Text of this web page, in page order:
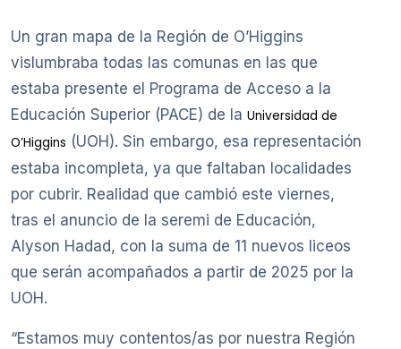
Un gran mapa de la Región de O’Higgins
vislumbraba todas las comunas en las que
estaba presente el Programa de Acceso a la
Educación Superior (PACE) de la Universidad de
O’Higgins (UOH). Sin embargo, esa representación
estaba incompleta, ya que faltaban localidades
por cubrir. Realidad que cambió este viernes,
tras el anuncio de la seremi de Educación,
Alyson Hadad, con la suma de 11 nuevos liceos
que serán acompañados a partir de 2025 por la
UOH.
“Estamos muy contentos/as por nuestra Región